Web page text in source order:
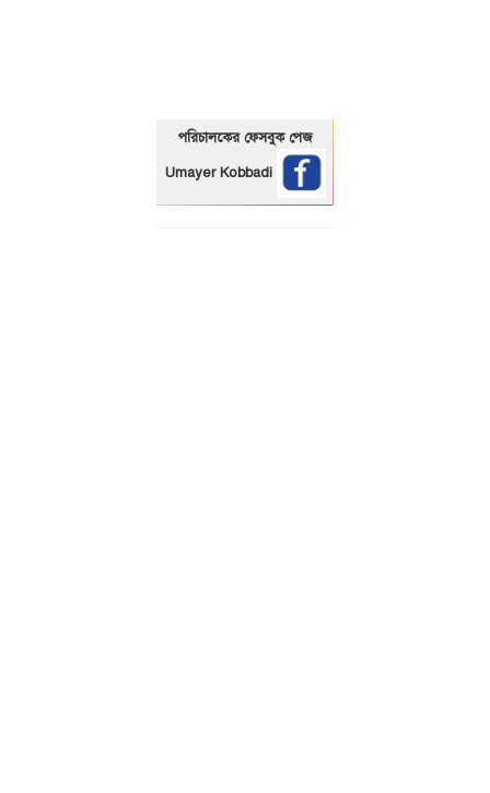
পরিচালকের ফেসবুক পেজ
Umayer Kobbadi